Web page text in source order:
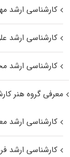
کارشناسی ارشد
کارشناسی ارشد
کارشناسی ارشد
معرفی گروه هنر
کارشناسی ارشد
کارشناسی ارشد